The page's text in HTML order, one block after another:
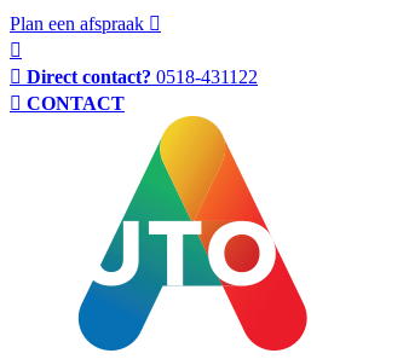
Plan een afspraak
Direct contact? 0518-431122
CONTACT